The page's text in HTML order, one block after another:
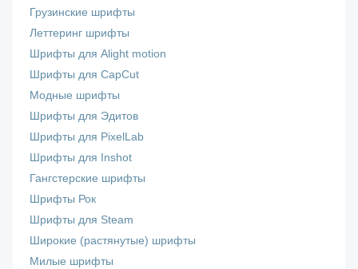
Грузинские шрифты
Леттеринг шрифты
Шрифты для Alight motion
Шрифты для CapCut
Модные шрифты
Шрифты для Эдитов
Шрифты для PixelLab
Шрифты для Inshot
Гангстерские шрифты
Шрифты Рок
Шрифты для Steam
Широкие (растянутые) шрифты
Милые шрифты